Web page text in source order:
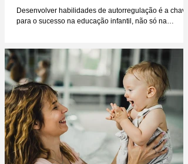
Desenvolver habilidades de autorregulação é a chave
para o sucesso na educação infantil, não só na